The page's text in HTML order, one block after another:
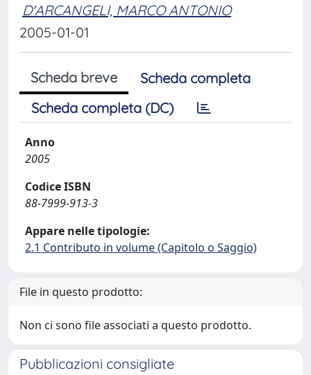
D'ARCANGELI, MARCO ANTONIO
2005-01-01
Scheda breve
Scheda completa
Scheda completa (DC)
Anno
2005
Codice ISBN
88-7999-913-3
Appare nelle tipologie:
2.1 Contributo in volume (Capitolo o Saggio)
File in questo prodotto:
Non ci sono file associati a questo prodotto.
Pubblicazioni consigliate